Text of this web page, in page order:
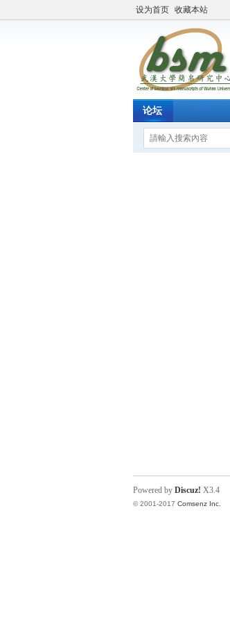
设为首页 收藏本站
论坛
Powered by Discuz! X3.4
© 2001-2017 Comsenz Inc.